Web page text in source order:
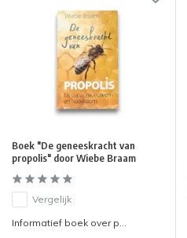
Boek "De geneeskracht van
propolis" door Wiebe Braam
Vergelijk
Informatief boek over p...